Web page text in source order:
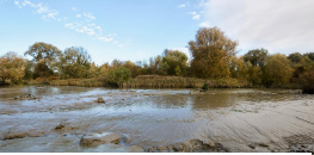
Cliquer ici